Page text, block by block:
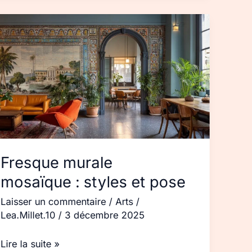
Fresque murale
mosaïque : styles et pose
Laisser un commentaire / Arts /
Lea.Millet.10 / 3 décembre 2025
murale
mosaïque :
styles
et
pose
Lire la suite »